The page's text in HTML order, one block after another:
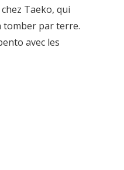
Taeko, qui
tomber par terre.
avec les